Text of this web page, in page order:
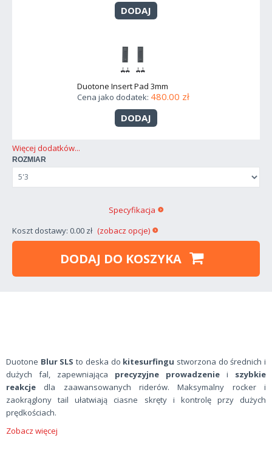
DODAJ
Duotone Insert Pad 3mm
Cena jako dodatek: 480.00 zł
DODAJ
Więcej dodatków...
ROZMIAR
Koszt dostawy: 0.00 zł (zobacz opcje)
Specyfikacja
DODAJ DO KOSZYKA
Duotone Blur SLS to deska do kitesurfingu stworzona do średnich i
dużych fal, zapewniająca precyzyjne prowadzenie i szybkie
reakcje dla zaawansowanych riderów. Maksymalny rocker i
zaokrąglony tail ułatwiają ciasne skręty i kontrolę przy dużych
prędkościach.
Zobacz więcej